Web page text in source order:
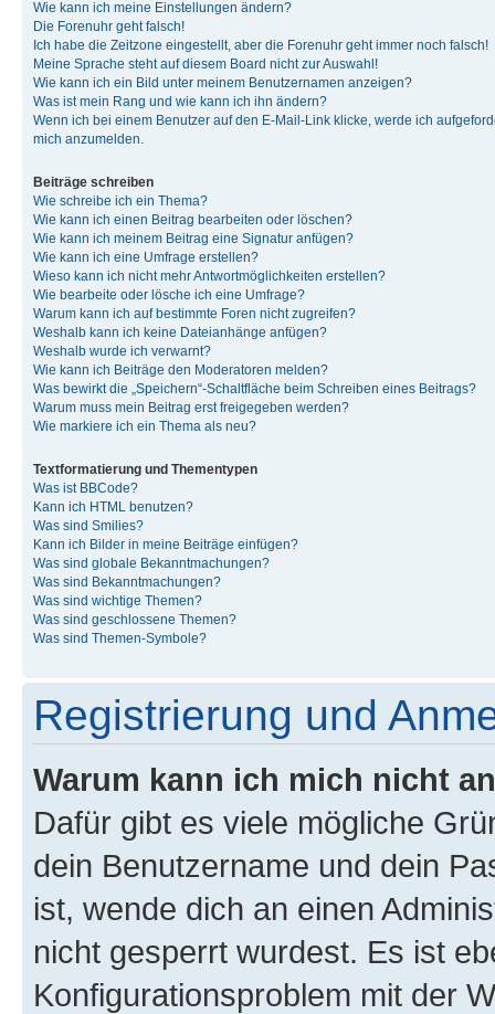
Wie kann ich meine Einstellungen ändern?
Die Forenuhr geht falsch!
Ich habe die Zeitzone eingestellt, aber die Forenuhr geht immer noch falsch!
Meine Sprache steht auf diesem Board nicht zur Auswahl!
Wie kann ich ein Bild unter meinem Benutzernamen anzeigen?
Was ist mein Rang und wie kann ich ihn ändern?
Wenn ich bei einem Benutzer auf den E-Mail-Link klicke, werde ich
mich anzumelden.
Beiträge schreiben
Wie schreibe ich ein Thema?
Wie kann ich einen Beitrag bearbeiten oder löschen?
Wie kann ich meinem Beitrag eine Signatur anfügen?
Wie kann ich eine Umfrage erstellen?
Wieso kann ich nicht mehr Antwortmöglichkeiten erstellen?
Wie bearbeite oder lösche ich eine Umfrage?
Warum kann ich auf bestimmte Foren nicht zugreifen?
Weshalb kann ich keine Dateianhänge anfügen?
Weshalb wurde ich verwarnt?
Wie kann ich Beiträge den Moderatoren melden?
Was bewirkt die „Speichern“-Schaltfläche beim Schreiben eines Beitrags?
Warum muss mein Beitrag erst freigegeben werden?
Wie markiere ich ein Thema als neu?
Textformatierung und Thementypen
Was ist BBCode?
Kann ich HTML benutzen?
Was sind Smilies?
Kann ich Bilder in meine Beiträge einfügen?
Was sind globale Bekanntmachungen?
Was sind Bekanntmachungen?
Was sind wichtige Themen?
Was sind geschlossene Themen?
Was sind Themen-Symbole?
Registrierung und
Warum kann ich mich nicht
Dafür gibt es viele mögliche
dein Benutzername und dein
ist, wende dich an einen
nicht gesperrt wurdest. Es ist
Konfigurationsproblem mit der